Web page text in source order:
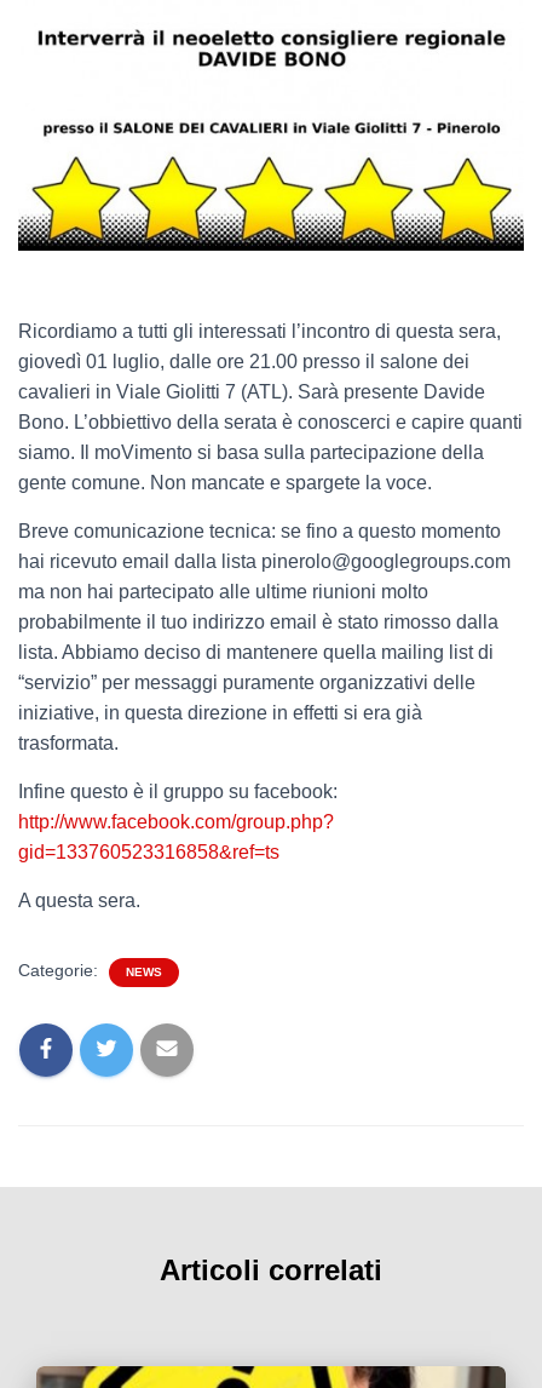
Ricordiamo a tutti gli interessati l’incontro di questa sera,
giovedì 01 luglio, dalle ore 21.00 presso il salone dei
cavalieri in Viale Giolitti 7 (ATL). Sarà presente Davide
Bono. L’obbiettivo della serata è conoscerci e capire quanti
siamo. Il moVimento si basa sulla partecipazione della
gente comune. Non mancate e spargete la voce.
Breve comunicazione tecnica: se fino a questo momento
hai ricevuto email dalla lista pinerolo@googlegroups.com
ma non hai partecipato alle ultime riunioni molto
probabilmente il tuo indirizzo email è stato rimosso dalla
lista. Abbiamo deciso di mantenere quella mailing list di
“servizio” per messaggi puramente organizzativi delle
iniziative, in questa direzione in effetti si era già
trasformata.
Infine questo è il gruppo su facebook:
http://www.facebook.com/group.php?
gid=133760523316858&ref=ts
A questa sera.
Categorie: NEWS
Articoli correlati